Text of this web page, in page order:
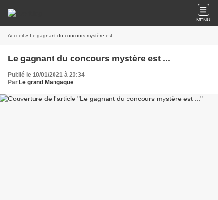
MENU
Accueil » Le gagnant du concours mystère est ...
Le gagnant du concours mystère est ...
Publié le 10/01/2021 à 20:34
Par Le grand Mangaque